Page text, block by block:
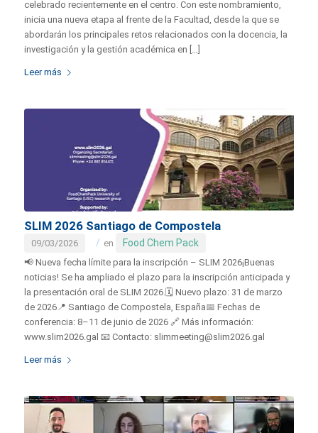
celebrado recientemente en el centro. Con este nombramiento,
inicia una nueva etapa al frente de la Facultad, desde la que se
abordarán los principales retos relacionados con la docencia, la
investigación y la gestión académica en […]
Leer más
SLIM 2026 Santiago de Compostela
09/03/2026 / en Food Chem Pack
📢 Nueva fecha límite para la inscripción – SLIM 2026¡Buenas
noticias! Se ha ampliado el plazo para la inscripción anticipada y
la presentación oral de SLIM 2026.🗓 Nuevo plazo: 31 de marzo
de 2026📍 Santiago de Compostela, España📅 Fechas de
conferencia: 8–11 de junio de 2026 🔗 Más información:
www.slim2026.gal 📧 Contacto: slimmeeting@slim2026.gal
Leer más